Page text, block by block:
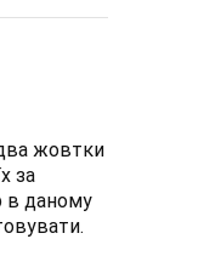
жовтки
за
в даному